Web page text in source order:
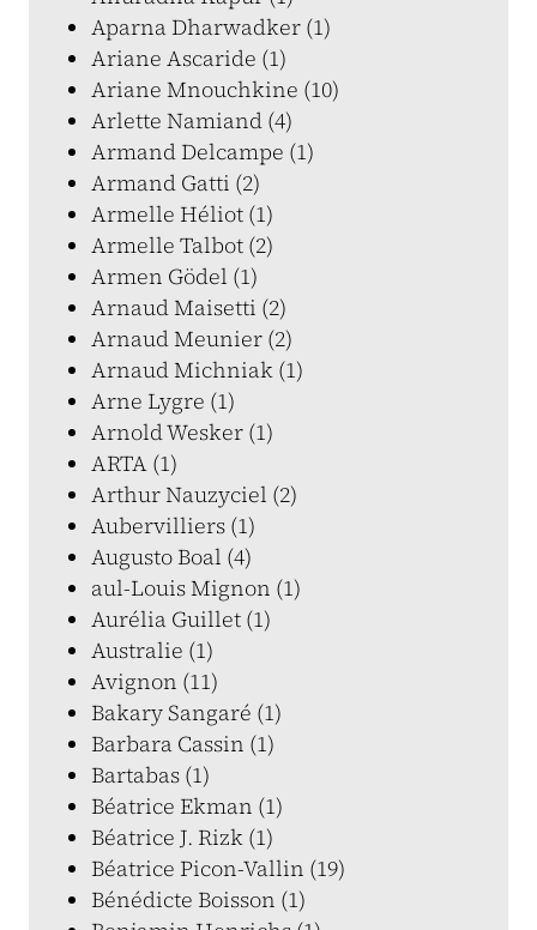
Aparna Dharwadker (1)
Ariane Ascaride (1)
Ariane Mnouchkine (10)
Arlette Namiand (4)
Armand Delcampe (1)
Armand Gatti (2)
Armelle Héliot (1)
Armelle Talbot (2)
Armen Gödel (1)
Arnaud Maisetti (2)
Arnaud Meunier (2)
Arnaud Michniak (1)
Arne Lygre (1)
Arnold Wesker (1)
ARTA (1)
Arthur Nauzyciel (2)
Aubervilliers (1)
Augusto Boal (4)
aul-Louis Mignon (1)
Aurélia Guillet (1)
Australie (1)
Avignon (11)
Bakary Sangaré (1)
Barbara Cassin (1)
Bartabas (1)
Béatrice Ekman (1)
Béatrice J. Rizk (1)
Béatrice Picon-Vallin (19)
Bénédicte Boisson (1)